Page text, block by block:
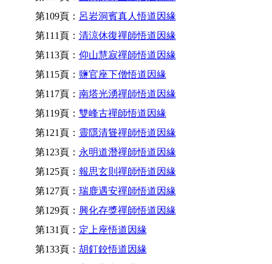
第109頁： 呂岩洞賓真人悟道因緣
第111頁： 清涼休復禪師悟道因緣
第113頁： 仰山慧寂禪師悟道因緣
第115頁： 鹽官座下僧悟道因緣
第117頁： 南塔光湧禪師悟道因緣
第119頁： 雙峰古禪師悟道因緣
第121頁： 靈隱清聳禪師悟道因緣
第123頁： 永明道潛禪師悟道因緣
第125頁： 報思玄則禪師悟道因緣
第127頁： 瑞鹿遇安禪師悟道因緣
第129頁： 興化存獎禪師悟道因緣
第131頁： 定上座悟道因緣
第133頁： 胡釘鉸悟道因緣